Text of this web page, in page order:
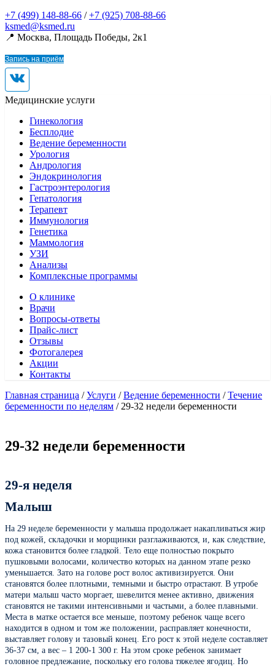
+7 (499) 148-88-66 /+7 (925) 708-88-66
ksmed@ksmed.ru
📍 Москва, Площадь Победы, 2к1
Запись на приём
Медицинские услуги
Гинекология
Бесплодие
Ведение беременности
Урология
Андрология
Эндокринология
Гастроэнтерология
Гепатология
Терапевт
Иммунология
Генетика
Маммология
УЗИ
Анализы
Комплексные программы
О клинике
Врачи
Вопросы-ответы
Прайс-лист
Отзывы
Фотогалерея
Акции
Контакты
Главная страница /Услуги /Ведение беременности /Течение
беременности по неделям / 29-32 недели беременности
29-32 недели беременности
29-я неделя
Малыш
На 29 неделе беременности у малыша продолжает накапливаться жир
под кожей, складочки и морщинки разглаживаются, и, как следствие,
кожа становится более гладкой. Тело еще полностью покрыто
пушковыми волосами, количество которых на данном этапе резко
уменьшается. Зато на голове рост волос активизируется. Они
становятся более плотными, темными и быстро отрастают. В утробе
матери малыш часто моргает, шевелится менее активно, движения
становятся не такими интенсивными и частыми, а более плавными.
Места в матке остается все меньше, поэтому ребенок чаще всего
находится в одном и том же положении, расправляет конечности,
выставляет голову и тазовый конец. Его рост к этой неделе составляет
36-37 см, а вес – 1 200-1 300 г. На этом сроке ребенок занимает
головное предлежание, поскольку его голова тяжелее ягодиц. Но